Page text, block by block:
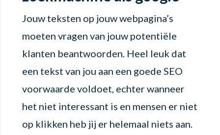
Jouw teksten op jouw webpagina’s
moeten vragen van jouw potentiële
klanten beantwoorden. Heel leuk dat
een tekst van jou aan een goede SEO
voorwaarde voldoet, echter wanneer
het niet interessant is en mensen er niet
op klikken heb jij er helemaal niets aan.